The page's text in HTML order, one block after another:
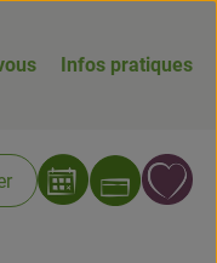
Infos pratiques